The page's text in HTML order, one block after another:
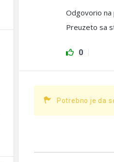
Odgovorio na
Preuzeto sa
0
Potrebno je da